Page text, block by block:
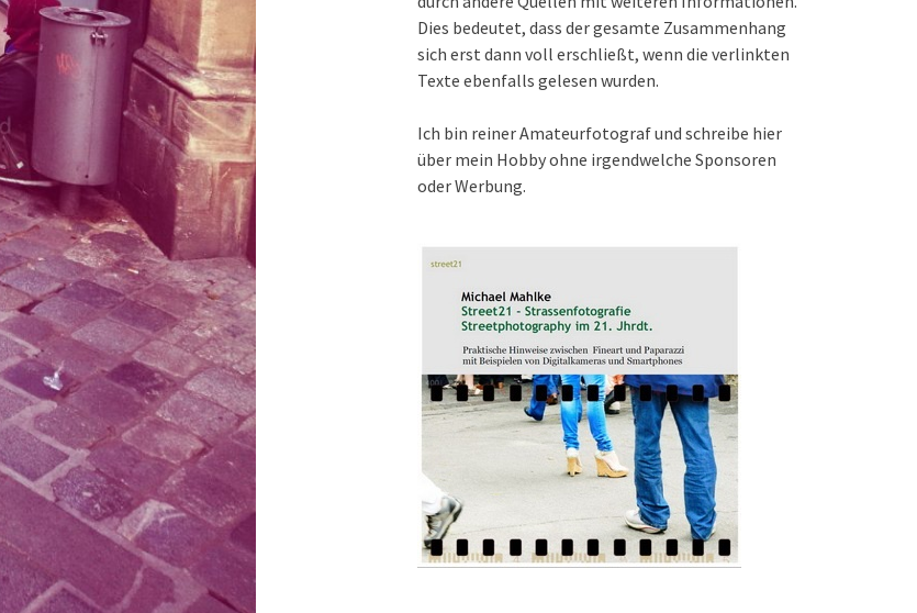
Dies bedeutet, dass der gesamte Zusammenhang
sich erst dann voll erschließt, wenn die verlinkten
Texte ebenfalls gelesen wurden.
Ich bin reiner Amateurfotograf und schreibe hier
über mein Hobby ohne irgendwelche Sponsoren
oder Werbung.